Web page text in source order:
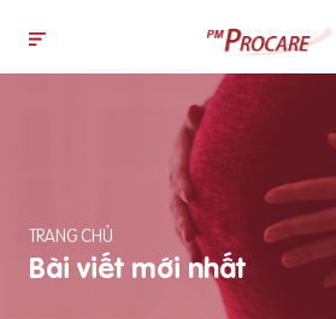
TRANG CHỦ
Bài viết mới nhất